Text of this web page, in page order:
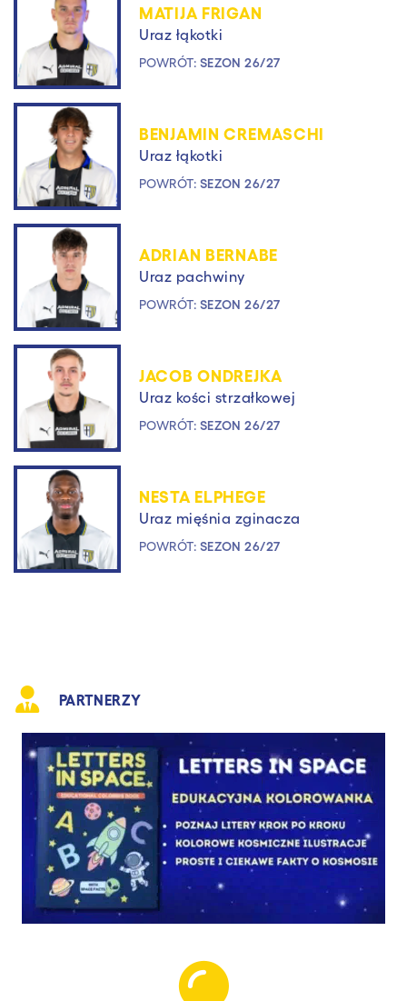
MATIJA FRIGAN
Uraz łąkotki
POWRÓT: SEZON 26/27
BENJAMIN CREMASCHI
Uraz łąkotki
POWRÓT: SEZON 26/27
ADRIAN BERNABE
Uraz pachwiny
POWRÓT: SEZON 26/27
JACOB ONDREJKA
Uraz kości strzałkowej
POWRÓT: SEZON 26/27
NESTA ELPHEGE
Uraz mięśnia zginacza
POWRÓT: SEZON 26/27
PARTNERZY